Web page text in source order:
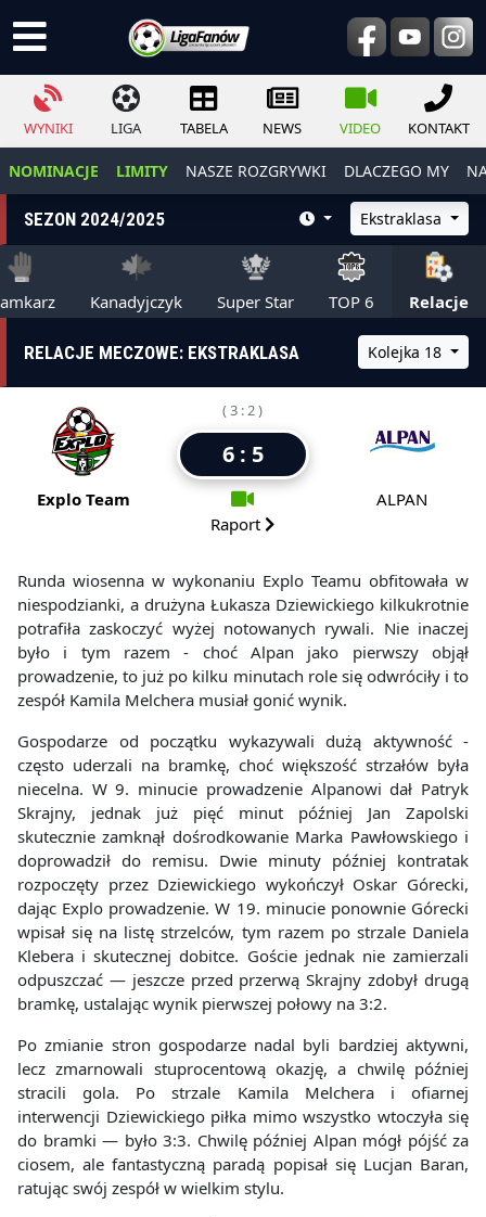
WYNIKI LIGA TABELA NEWS VIDEO KONTAKT
NOMINACJE LIMITY NASZE ROZGRYWKI DLACZEGO MY
SEZON 2024/2025 Ekstraklasa
Kanadyjczyk Super Star TOP 6 Relacje
RELACJE MECZOWE: EKSTRAKLASA Kolejka 18
Explo Team
( 3 : 2 )
6 : 5
Raport
ALPAN
Runda wiosenna w wykonaniu Explo Teamu obfitowała w
niespodzianki, a drużyna Łukasza Dziewickiego kilkukrotnie
potrafiła zaskoczyć wyżej notowanych rywali. Nie inaczej
było i tym razem - choć Alpan jako pierwszy objął
prowadzenie, to już po kilku minutach role się odwróciły i to
zespół Kamila Melchera musiał gonić wynik.
Gospodarze od początku wykazywali dużą aktywność -
często uderzali na bramkę, choć większość strzałów była
niecelna. W 9. minucie prowadzenie Alpanowi dał Patryk
Skrajny, jednak już pięć minut później Jan Zapolski
skutecznie zamknął dośrodkowanie Marka Pawłowskiego i
doprowadził do remisu. Dwie minuty później kontratak
rozpoczęty przez Dziewickiego wykończył Oskar Górecki,
dając Explo prowadzenie. W 19. minucie ponownie Górecki
wpisał się na listę strzelców, tym razem po strzale Daniela
Klebera i skutecznej dobitce. Goście jednak nie zamierzali
odpuszczać — jeszcze przed przerwą Skrajny zdobył drugą
bramkę, ustalając wynik pierwszej połowy na 3:2.
Po zmianie stron gospodarze nadal byli bardziej aktywni,
lecz zmarnowali stuprocentową okazję, a chwilę później
stracili gola. Po strzale Kamila Melchera i ofiarnej
interwencji Dziewickiego piłka mimo wszystko wtoczyła się
do bramki — było 3:3. Chwilę później Alpan mógł pójść za
ciosem, ale fantastyczną paradą popisał się Lucjan Baran,
ratując swój zespół w wielkim stylu.